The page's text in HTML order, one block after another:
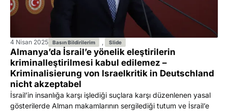
4 Nisan 2025 Basın Bildirilerim , Slide
Almanya’da İsrail’e yönelik eleştirilerin
kriminalleştirilmesi kabul edilemez –
Kriminalisierung von Israelkritik in Deutschland
nicht akzeptabel
İsrail’in insanlığa karşı işlediği suçlara karşı düzenlenen yasal
gösterilerde Alman makamlarının sergilediği tutum ve İsrail’e